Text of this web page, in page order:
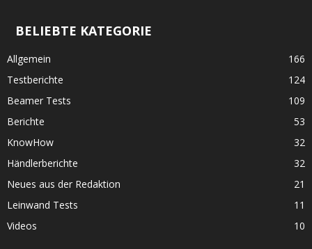
BELIEBTE KATEGORIE
Allgemein
166
Testberichte
124
Beamer Tests
109
Berichte
53
KnowHow
32
Händlerberichte
32
Neues aus der Redaktion
21
Leinwand Tests
11
Videos
10